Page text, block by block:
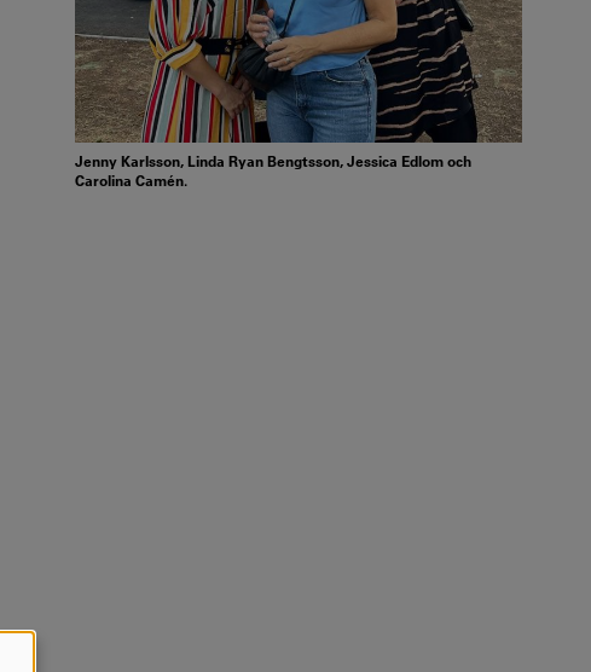
Jenny Karlsson, Linda Ryan Bengtsson, Jessica Edlom och
Carolina Camén.